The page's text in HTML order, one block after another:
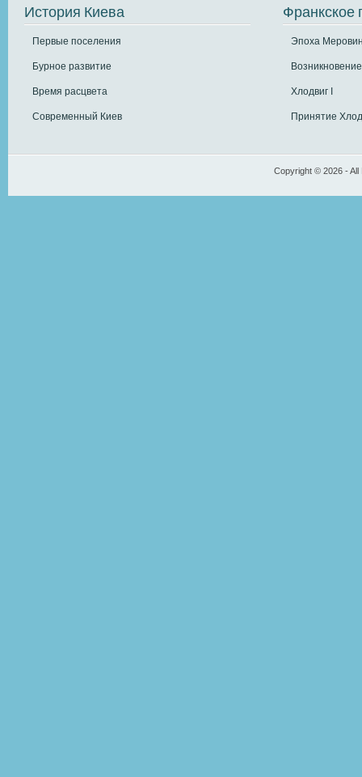
История Киева
Первые поселения
Бурное развитие
Время расцвета
Современный Киев
Франкское
Эпоха
Хлодвиг I
Принятие
Copyright © 2026 -